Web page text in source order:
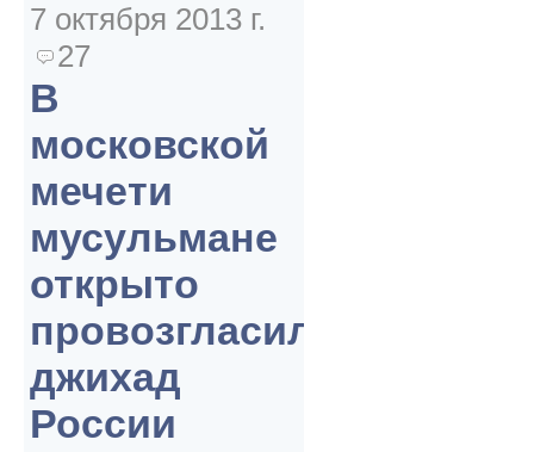
7 октября 2013 г.
27
В
московской
мечети
мусульмане
открыто
провозгласили
джихад
России